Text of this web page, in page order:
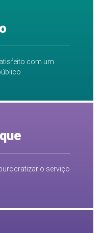
com um
o serviço